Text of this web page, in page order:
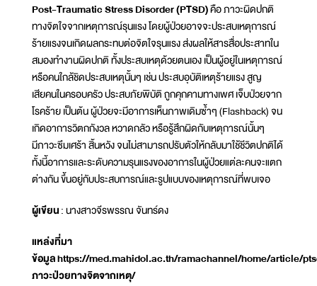
Post-Traumatic Stress Disorder (PTSD)คือ ภาวะผิดปกติ
ทางจิตใจจากเหตุการณ์รุนแรง โดยผู้ป่วยอาจจะประสบเหตุการณ์
ร้ายแรงจนเกิดผลกระทบต่อจิตใจรุนแรง ส่งผลให้สารสื่อประสาทใน
สมองทำงานผิดปกติ ทั้งประสบเหตุด้วยตนเอง เป็นผู้อยู่ในเหตุการณ์
หรือคนใกล้ชิดประสบเหตุนั้นๆ เช่น ประสบอุบัติเหตุร้ายแรง สูญ
เสียคนในครอบครัว ประสบภัยพิบัติ ถูกคุกคามทางเพศ เจ็บป่วยจาก
โรคร้าย เป็นต้น ผู้ป่วยจะมีอาการเห็นภาพเดิมซ้ำๆ (Flashback) จน
เกิดอาการวิตกกังวล หวาดกลัว หรือรู้สึกผิดกับเหตุการณ์นั้นๆ
มีภาวะซึมเศร้า สิ้นหวัง จนไม่สามารถปรับตัวให้กลับมาใช้ชีวิตปกติได้
ทั้งนี้อาการและระดับความรุนแรงของอาการในผู้ป่วยแต่ละคนจะแตก
ต่างกัน ขึ้นอยู่กับประสบการณ์และรูปแบบของเหตุการณ์ที่พบเจอ
ผู้เขียน: นางสาวจีรพรรณ จันทร์ดง
แหล่งที่มา
ข้อมูลhttps://med.mahidol.ac.th/ramachannel/home/article/
ภาวะป่วยทางจิตจากเหตุ/